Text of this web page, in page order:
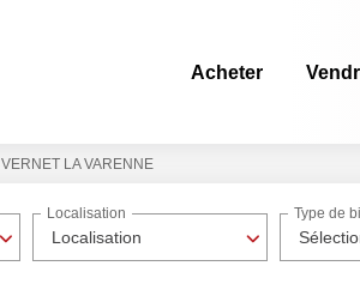
Acheter
VERNET LA VARENNE
Localisation
Localisation Type de